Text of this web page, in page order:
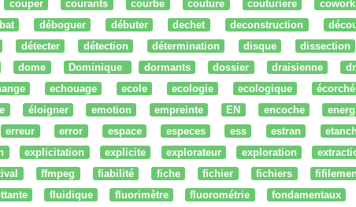
couper courants courbe couture couturiere
déboguer débuter dechet deconstruction
détecter détection détermination disque dissection
dome Dominique dormants dossier draisienne
echouage ecole ecologie ecologique écorché
éloigner emotion empreinte EN encoche
erreur error espace especes ess estran
explicitation explicite explorateur exploration
ffmpeg fiabilité fiche fichier fichiers
fluidique fluorimètre fluorométrie fondamentaux